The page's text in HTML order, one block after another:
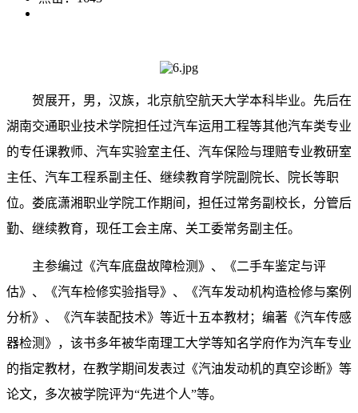
贺展开，男，汉族，北京航空航天大学本科毕业。先后在
湖南交通职业技术学院担任过汽车运用工程等其他汽车类专业
的专任课教师、汽车实验室主任、汽车保险与理赔专业教研室
主任、汽车工程系副主任、继续教育学院副院长、院长等职
位。娄底潇湘职业学院工作期间，担任过常务副校长，分管后
勤、继续教育，现任工会主席、关工委常务副主任。
主参编过《汽车底盘故障检测》、《二手车鉴定与评
估》、《汽车检修实验指导》、《汽车发动机构造检修与案例
分析》、《汽车装配技术》等近十五本教材；编著《汽车传感
器检测》，该书多年被华南理工大学等知名学府作为汽车专业
的指定教材，在教学期间发表过《汽油发动机的真空诊断》等
论文，多次被学院评为“先进个人”等。